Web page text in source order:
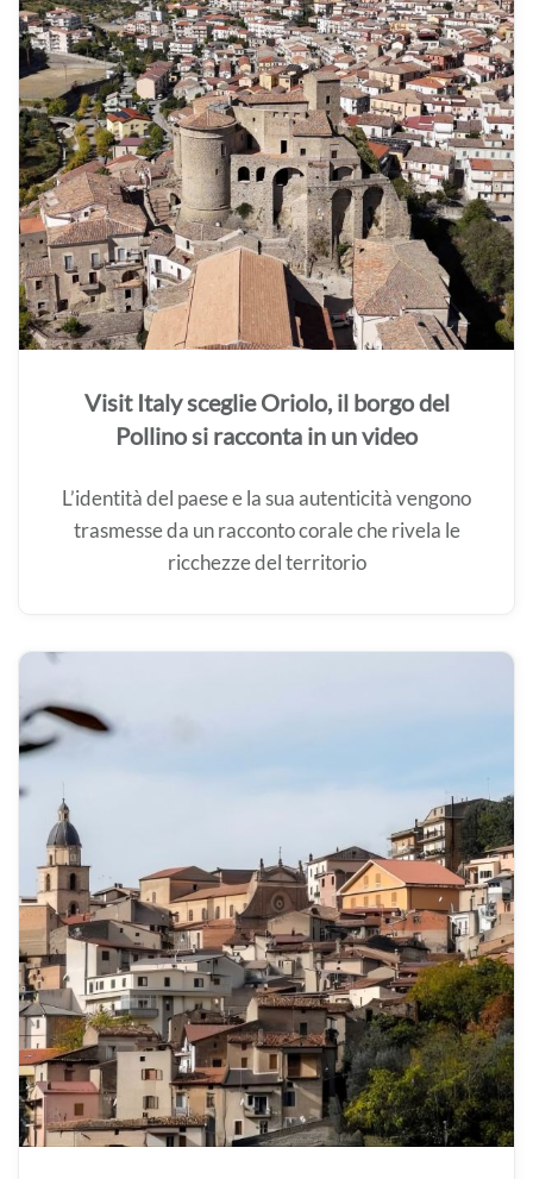
Visit Italy sceglie Oriolo, il borgo del
Pollino si racconta in un video
L’identità del paese e la sua autenticità vengono
trasmesse da un racconto corale che rivela le
ricchezze del territorio